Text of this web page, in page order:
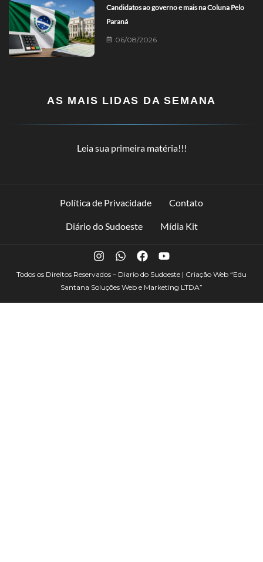
Candidatos ao governo e mais na Coluna Pelo
Paraná
06/08/2026
AS MAIS LIDAS DA SEMANA
Leia sua primeira matéria!!!
Política de Privacidade Contato
Diário do Sudoeste Mídia Kit
Todos os Direitos Reservados – Diario do Sudoeste | Criação Web “Edu
Santana Soluções Web e Marketing LTDA”